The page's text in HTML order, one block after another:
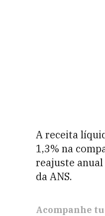
A receita
1,3% na
reajuste
da ANS.
Acompanhe